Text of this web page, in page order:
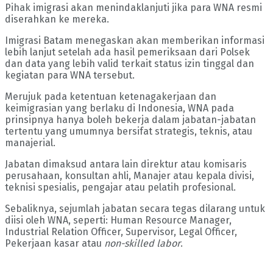
Pihak imigrasi akan menindaklanjuti jika para WNA resmi
diserahkan ke mereka.
Imigrasi Batam menegaskan akan memberikan informasi
lebih lanjut setelah ada hasil pemeriksaan dari Polsek
dan data yang lebih valid terkait status izin tinggal dan
kegiatan para WNA tersebut.
Merujuk pada ketentuan ketenagakerjaan dan
keimigrasian yang berlaku di Indonesia, WNA pada
prinsipnya hanya boleh bekerja dalam jabatan-jabatan
tertentu yang umumnya bersifat strategis, teknis, atau
manajerial.
Jabatan dimaksud antara lain direktur atau komisaris
perusahaan, konsultan ahli, Manajer atau kepala divisi,
teknisi spesialis, pengajar atau pelatih profesional.
Sebaliknya, sejumlah jabatan secara tegas dilarang untuk
diisi oleh WNA, seperti: Human Resource Manager,
Industrial Relation Officer, Supervisor, Legal Officer,
Pekerjaan kasar atau non-skilled labor.